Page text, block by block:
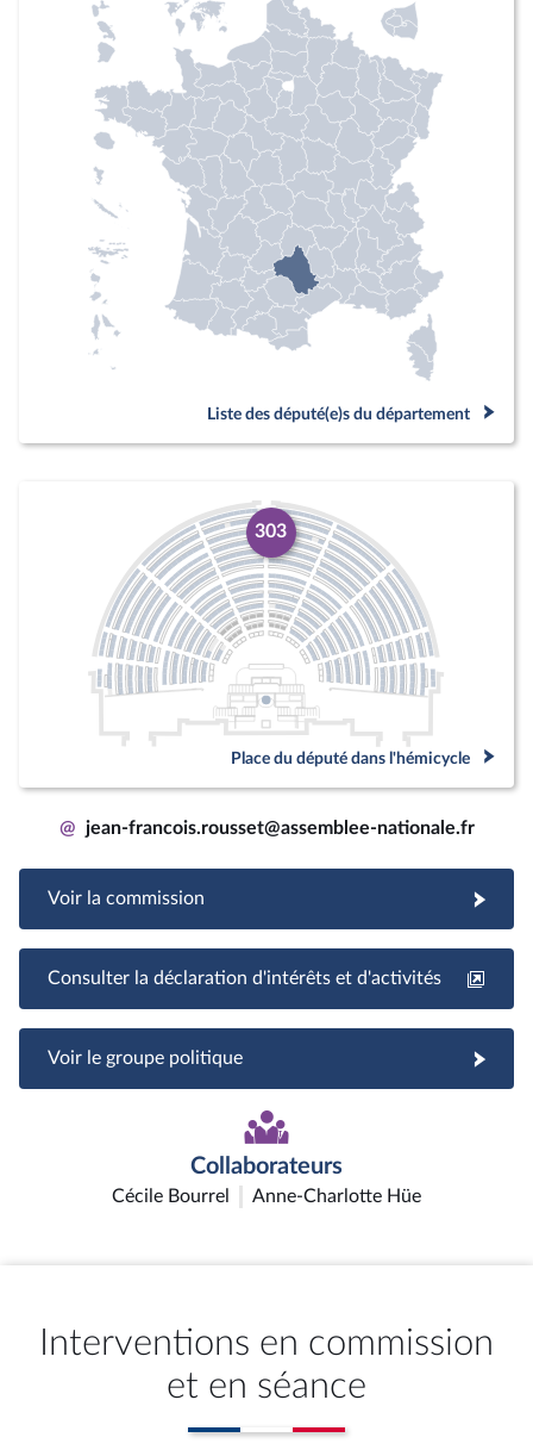
Liste des député(e)s du département
303
Place du député dans l'hémicycle
@ jean-francois.rousset@assemblee-nationale.fr
Voir la commission
Consulter la déclaration d'intérêts et d'activités
Voir le groupe politique
Collaborateurs
Cécile Bourrel Anne-Charlotte Hüe
Interventions en commission
et en séance